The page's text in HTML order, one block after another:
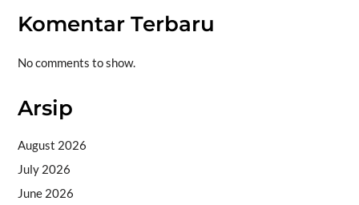
Komentar Terbaru
No comments to show.
Arsip
August 2026
July 2026
June 2026